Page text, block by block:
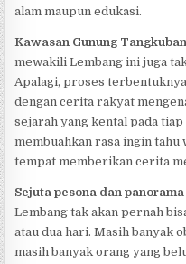
alam maupun edukasi.
Kawasan Gunung
mewakili Lembang ini juga
Apalagi, proses
dengan cerita rakyat
sejarah yang kental pada
membuahkan rasa ingin tahu
tempat memberikan cerita
Sejuta pesona dan
Lembang tak akan pernah
atau dua hari. Masih banyak
masih banyak orang yang